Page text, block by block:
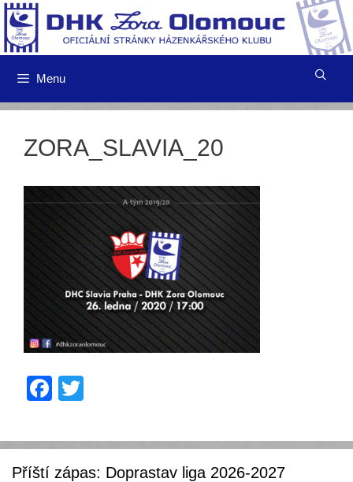
Přeskočit
na
obsah
Menu
ZORA_SLAVIA_20
F
c
e
tt
er
Příští zápas: Doprastav liga 2026-2027